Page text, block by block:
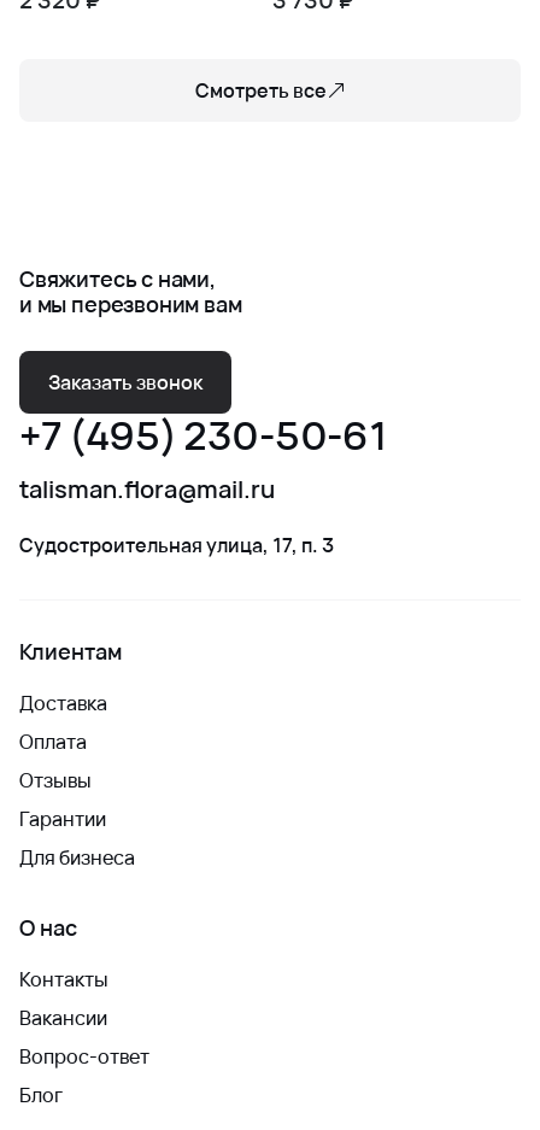
Смотреть все
Свяжитесь с нами,
и мы перезвоним вам
Заказать звонок
+7 (495) 230-50-61
talisman.flora@mail.ru
Судостроительная улица, 17, п. 3
Клиентам
Доставка
Оплата
Отзывы
Гарантии
Для бизнеса
О нас
Контакты
Вакансии
Вопрос-ответ
Блог